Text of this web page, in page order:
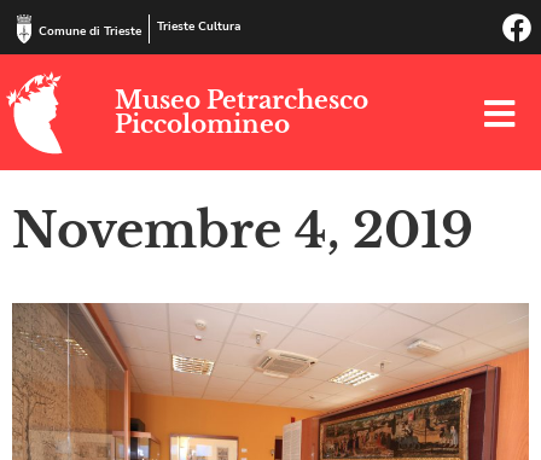
Comune di Trieste Trieste Cultura
Museo Petrarchesco
Piccolomineo
Novembre 4, 2019